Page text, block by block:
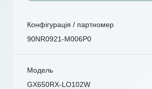
Конфігурація / партномер
90NR0921-M006P0
Модель
GX650RX-LO102W